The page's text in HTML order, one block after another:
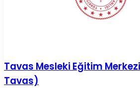
Tavas Mesleki Eğitim
Tavas)